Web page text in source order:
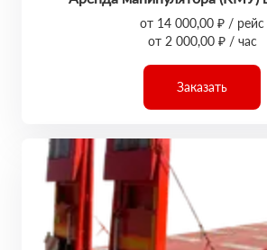
от 14 000,00 ₽ / рейс
от 2 000,00 ₽ / час
Заказать